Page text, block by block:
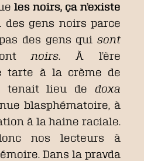
les noirs, ça n’existe
gens noirs parce
des gens qui sont
noirs. À l’ère
tarte à la crème de
tenait lieu de doxa
blasphématoire, à
à la haine raciale.
nos lecteurs à
Dans la pravda